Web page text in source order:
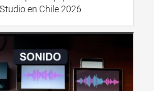
Studio en Chile 2026